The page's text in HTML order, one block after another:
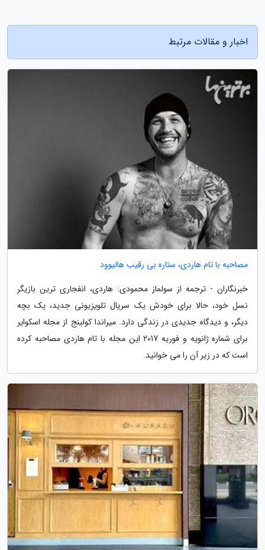
اخبار و مقالات مرتبط
مصاحبه با تام هاردی، ستاره بی رقیب هالیوود
خبرنگاران - ترجمه از سولماز محمودی: هاردی، انفجاری ترین بازیگر
نسل خود، حالا برای خودش یک سریال تلویزیونی جدید، یک بچه
دیگر، و دیدگاه جدیدی در زندگی دارد. میراندا کولینج از مجله اسکوایر
برای شماره ژانویه و فوریه 2017 این مجله با تام هاردی مصاحبه کرده
است که در زیر آن را می خوانید.